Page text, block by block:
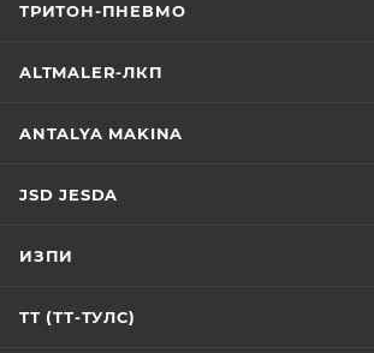
ТРИТОН-ПНЕВМО
ALTMALER-ЛКП
ANTALYA MAKINA
JSD JESDA
ИЗПИ
ТТ (ТТ-ТУЛС)